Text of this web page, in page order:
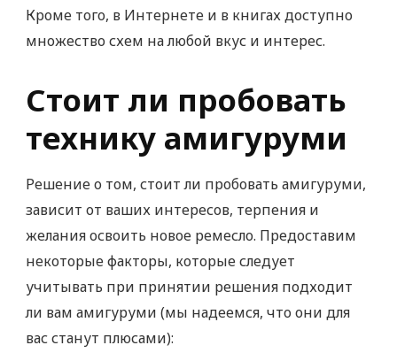
Кроме того, в Интернете и в книгах доступно
множество схем на любой вкус и интерес.
Стоит ли пробовать
технику амигуруми
Решение о том, стоит ли пробовать амигуруми,
зависит от ваших интересов, терпения и
желания освоить новое ремесло. Предоставим
некоторые факторы, которые следует
учитывать при принятии решения подходит
ли вам амигуруми (мы надеемся, что они для
вас станут плюсами):